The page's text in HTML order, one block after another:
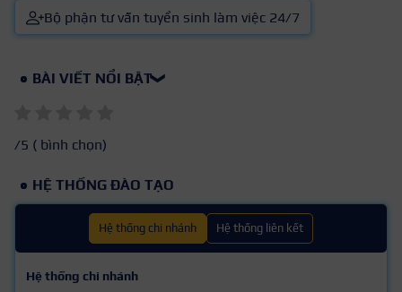
Bộ phận tư vấn tuyển sinh làm việc 24/7
BÀI VIẾT NỔI BẬT❯
/5 ( bình chọn)
HỆ THỐNG ĐÀO TẠO
Hệ thống chi nhánh Hệ thống liên kết
Hệ thống chi nhánh